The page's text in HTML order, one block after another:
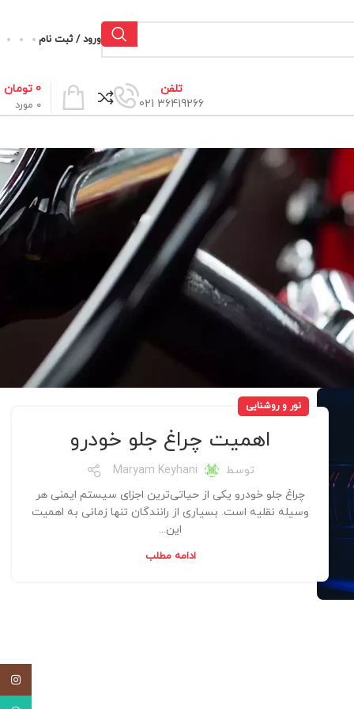
ورود / ثبت نام
تلفن
36419266 021
0 مورد
0 تومان
نور و روشنایی
اهمیت چراغ جلو خودرو
توسط
Maryam Keyhani
چراغ جلو خودرو یکی از حیاتی‌ترین اجزای سیستم ایمنی هر
وسیله نقلیه است. بسیاری از رانندگان تنها زمانی به اهمیت
این...
ادامه مطلب